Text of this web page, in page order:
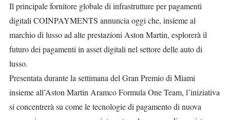
Il principale fornitore globale di infrastrutture per pagamenti
digitaliCOINPAYMENTS annuncia oggi che, insieme al
marchio di lusso ad alte prestazioni Aston Martin, esplorerà il
futuro dei pagamenti in asset digitali nel settore delle auto di
lusso.
Presentata durante la settimana del Gran Premio di Miami
insieme all’Aston Martin Aramco Formula One Team, l’iniziativa
si concentrerà su come le tecnologie di pagamento di nuova